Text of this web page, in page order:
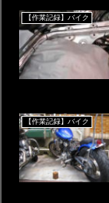
【作業記録】バイク
【作業記録】バイク